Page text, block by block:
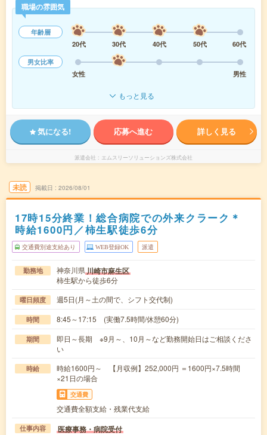
職場の雰囲気
年齢層
20代
30代 40代 50代
60代
男女比率
女性
男性
もっと見る
気になる! 応募へ進む 詳しく見る
派遣会社 エムスリーソリューションズ株式会社
未読 掲載日 2026/08/01
17時15分終業！総合病院での外来クラーク＊
時給1600円／柿生駅徒歩6分
交通費別途支給あり WEB登録OK 派遣
勤務地 神奈川県川崎市麻生区
柿生駅から徒歩6分
曜日頻度 週5日(月～土の間で、シフト交代制)
時間 8:45～17:15 (実働7.5時間/休憩60分)
期間
即日～長期 ※9月～、10月～など勤務開始日はご相談くださ
い
時給
時給1600円～ 【月収例】252,000円 ＝1600円×7.5時間
×21日の場合
交通費
交通費全額支給・残業代支給
仕事内容 医療事務・病院受付